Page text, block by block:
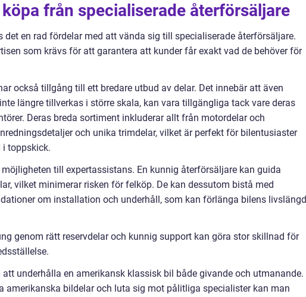
från specialiserade återförsäljare
det en rad fördelar med att vända sig till specialiserade återförsäljare.
som krävs för att garantera att kunder får exakt vad de behöver för
också tillgång till ett bredare utbud av delar. Det innebär att även
längre tillverkas i större skala, kan vara tillgängliga tack vare deras
Deras breda sortiment inkluderar allt från motordelar och
och unika trimdelar, vilket är perfekt för bilentusiaster
toppskick.
till expertassistans. En kunnig återförsäljare kan guida
vilket minimerar risken för felköp. De kan dessutom bistå med
om installation och underhåll, som kan förlänga bilens livslängd
genom rätt reservdelar och kunnig support kan göra stor skillnad för
underhålla en amerikansk klassisk bil både givande och utmanande.
amerikanska bildelar och luta sig mot pålitliga specialister kan man